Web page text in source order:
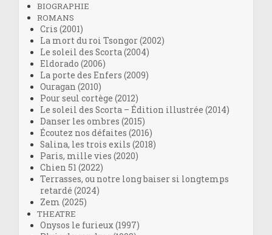
BIOGRAPHIE
ROMANS
Cris (2001)
La mort du roi Tsongor (2002)
Le soleil des Scorta (2004)
Eldorado (2006)
La porte des Enfers (2009)
Ouragan (2010)
Pour seul cortège (2012)
Le soleil des Scorta – Édition illustrée (2014)
Danser les ombres (2015)
Écoutez nos défaites (2016)
Salina, les trois exils (2018)
Paris, mille vies (2020)
Chien 51 (2022)
Terrasses, ou notre long baiser si longtemps
retardé (2024)
Zem (2025)
THEATRE
Onysos le furieux (1997)